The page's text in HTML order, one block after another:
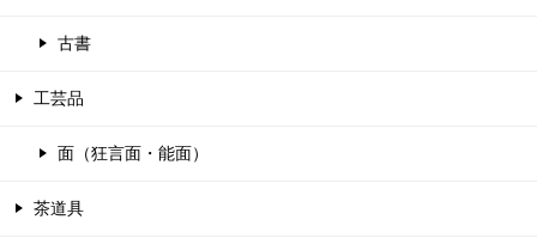
古書
工芸品
面（狂言面・能面）
茶道具